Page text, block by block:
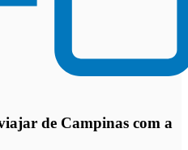
de Campinas com a